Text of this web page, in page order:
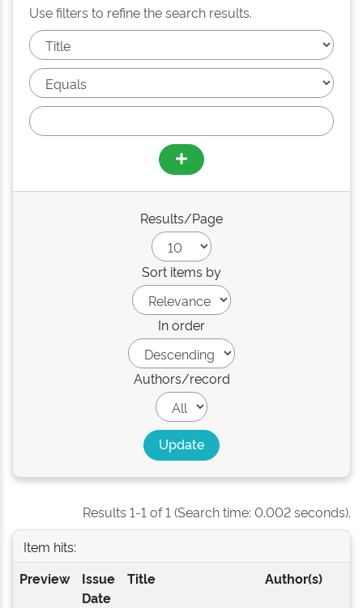
Use filters to refine the search results.
Results/Page
Sort items by
In order
Authors/record
Results 1-1 of 1 (Search time: 0.002 seconds).
Item hits:
Preview
Issue
Date
Title Author(s)